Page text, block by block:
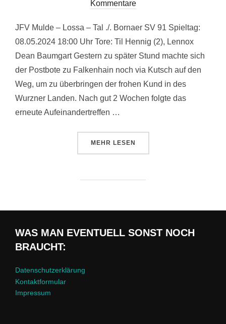
am
Kommentare
JFV Mulde – Lossa – Tal ./. Bornaer SV 91 Spieltag:
08.05.2024 18:00 Uhr Tore: Til Hennig (2), Lennox
Dean Baumgart Gestern zu später Stund machte sich
der Postbote zu Falkenhain noch via Kutsch auf den
Weg, um zu überbringen der frohen Kund in des
Wurzner Landen. Nach gut 2 Wochen folgte das
erneute Aufeinandertreffen …
MEHR ÜBER „3 SPÄTE PUNKTE IM
LESEN
WAS MAN EVENTUELL SONST NOCH
BRAUCHT:
Datenschutzerklärung
Kontaktformular
Impressum